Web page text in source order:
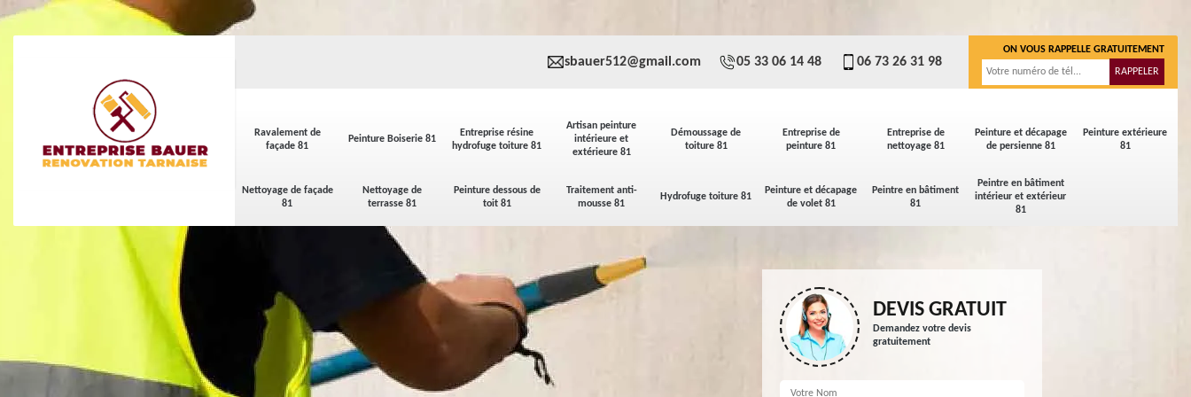
Ravalement de
façade 81
Peinture Boiserie 81
Entreprise résine
hydrofuge toiture 81
Artisan peinture
intérieure et
extérieure 81
Démoussage de
toiture 81
Entreprise de
peinture 81
Entreprise de
nettoyage 81
Peinture et décapage
de persienne 81
Peinture extérieure
81
Nettoyage de façade
81
Nettoyage de
terrasse 81
Peinture dessous de
toit 81
Traitement anti-
mousse 81
Hydrofuge toiture 81
Peinture et décapage
de volet 81
Peintre en bâtiment
81
Peintre en bâtiment
intérieur et extérieur
81
sbauer512@gmail.com 05 33 06 14 48 06 73 26 31 98
ON VOUS RAPPELLE GRATUITEMENT
DEVIS GRATUIT
Demandez votre devis
gratuitement